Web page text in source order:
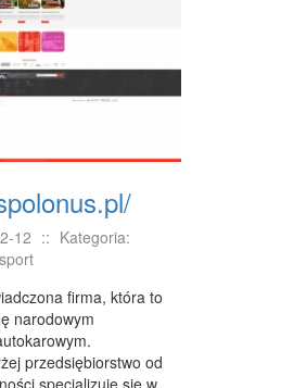
I SZKOLENIA
BIŻUTERIA
DLA DZIECI
MEBLE
WNĘTRZ
ŁAZIENKI
ODZIEŻ
12 :: Kategoria:
firma, która to
narodowym
przedsiębiorstwo od
specjalizuje się w